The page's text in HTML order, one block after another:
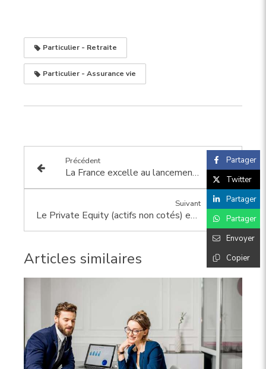
Particulier - Retraite
Particulier - Assurance vie
Précédent
La France excelle au lancement des entreprises
Suivant
Le Private Equity (actifs non cotés) est-il déjà au pied du mur ?
Articles similaires
Partager
Twitter
Partager
Partager
Envoyer
Copier